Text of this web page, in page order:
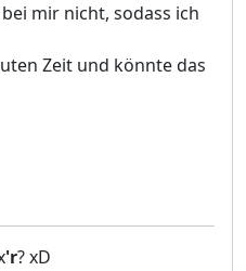
mir nicht, sodass ich
Zeit und könnte das
'r? xD